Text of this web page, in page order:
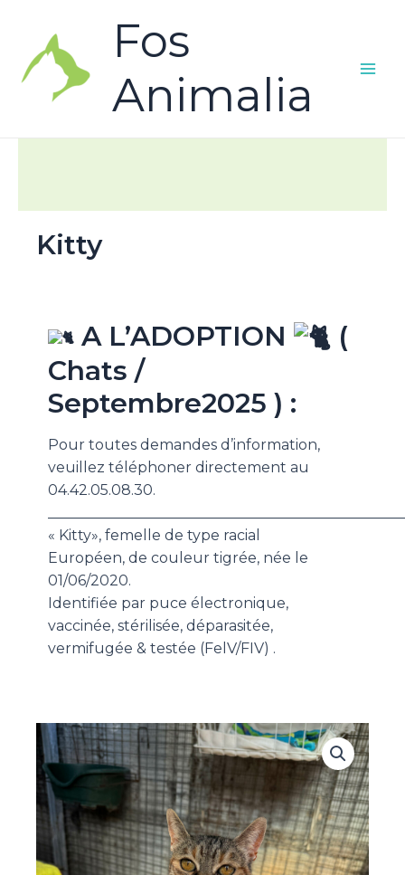
Fos
Animalia
Kitty
A L’ADOPTION
(
Chats /
Septembre2025 ) :
Pour toutes demandes d’information,
veuillez téléphoner directement au
04.42.05.08.30.
« Kitty», femelle de type racial
Européen, de couleur tigrée, née le
01/06/2020.
Identifiée par puce électronique,
vaccinée, stérilisée, déparasitée,
vermifugée & testée (FelV/FIV) .